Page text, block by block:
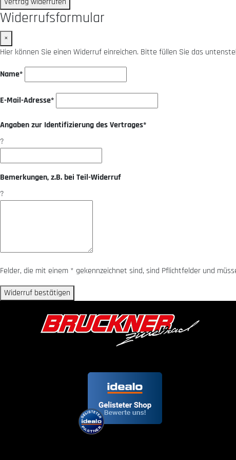
Widerrufsformular
×
Hier können Sie einen Widerruf einreichen. Bitte füllen Sie das
Name*
E-Mail-Adresse*
Angaben zur Identifizierung des Vertrages*
?
Bemerkungen, z.B. bei Teil-Widerruf
?
Felder, die mit einem * gekennzeichnet sind, sind Pflichtfelder und
Widerruf bestätigen